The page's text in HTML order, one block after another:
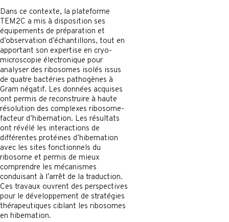
Dans ce contexte, la plateforme
TEM2C a mis à disposition ses
équipements de préparation et
d’observation d’échantillons, tout en
apportant son expertise en cryo-
microscopie électronique pour
analyser des ribosomes isolés issus
de quatre bactéries pathogènes à
Gram négatif. Les données acquises
ont permis de reconstruire à haute
résolution des complexes ribosome-
facteur d’hibernation. Les résultats
ont révélé les interactions de
différentes protéines d’hibernation
avec les sites fonctionnels du
ribosome et permis de mieux
comprendre les mécanismes
conduisant à l’arrêt de la traduction.
Ces travaux ouvrent des perspectives
pour le développement de stratégies
thérapeutiques ciblant les ribosomes
en hibernation.